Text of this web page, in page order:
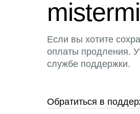
Если вы хотите
оплаты продления.
службе поддержки.
Обратиться в